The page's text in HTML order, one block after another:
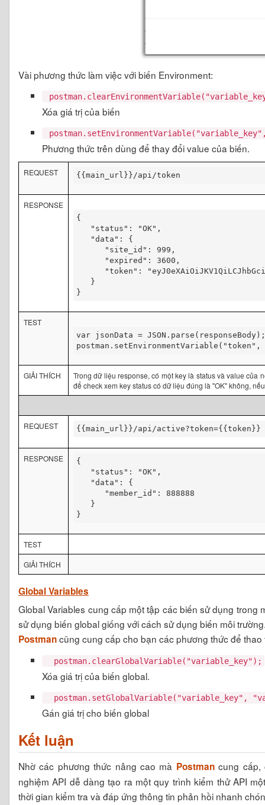
Vài phương thức làm việc với biến Environment:
Xóa giá trị của biến
Phương thức trên dùng để thay đổi value của biến.
REQUEST {{main_url}}/api/token
RESPONSE
{
   "status": "OK",
   "data": {
      "site_id": 999,
      "expired": 3600,
"token":
   }
}
TEST
var jsonData = JSON.parse(responseBody);
GIẢI THÍCH
Trong dữ liệu response, có một key là status và value của
để check xem key status có dữ liệu đúng là "OK" không,
REQUEST {{main_url}}/api/active?token={{token}}
RESPONSE
{
   "status": "OK",
   "data": {
      "member_id": 888888
   }
}​
TEST
GIẢI THÍCH
Global Variables
Global Variables cung cấp một tập các biến sử dụng trong
sử dụng biến global giống với cách sử dụng biến môi
Postmancũng cung cấp cho bạn các phương thức để thao
postman.clearGlobalVariable("variable_key");
Xóa giá trị của biến global.
postman.setGlobalVariable("variable_key",
Gán giá trị cho biến global
Kết luận
Nhờ các phương thức nâng cao mà Postmancung cấp,
nghiệm API dễ dàng tạo ra một quy trình kiểm thử API
thời gian kiểm tra và đáp ứng thông tin phản hồi nhanh